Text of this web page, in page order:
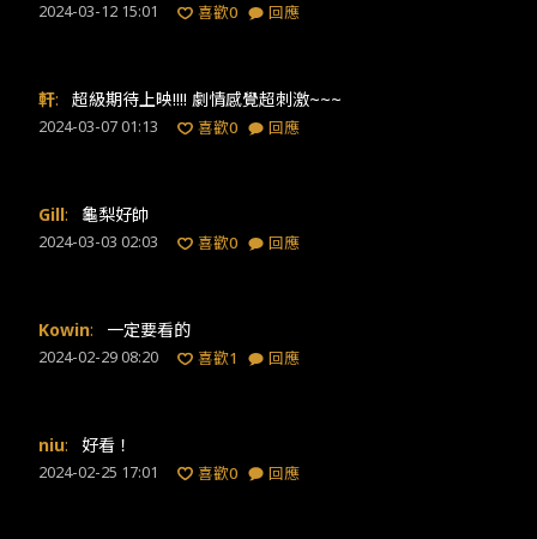
2024-03-12 15:01 喜歡0 回應
軒: 超級期待上映!!!! 劇情感覺超刺激~~~
2024-03-07 01:13 喜歡0 回應
Gill: 龜梨好帥
2024-03-03 02:03 喜歡0 回應
Kowin: 一定要看的
2024-02-29 08:20 喜歡1 回應
niu: 好看！
2024-02-25 17:01 喜歡0 回應